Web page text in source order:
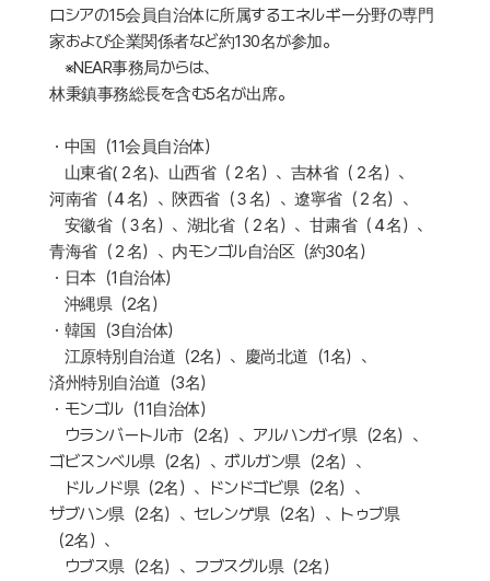
ロシアの15会員自治体に所属するエネルギー分野の専門
家および企業関係者など約130名が参加。
※NEAR事務局からは、
林秉鎮事務総長を含む5名が出席。
・中国（11会員自治体）
山東省(２名)、山西省（２名）、吉林省（２名）、
河南省（４名）、陝西省（３名）、遼寧省（２名）、
安徽省（３名）、湖北省（２名）、甘粛省（４名）、
青海省（２名）、内モンゴル自治区（約30名）
・日本（1自治体）
沖縄県（2名）
・韓国（3自治体）
江原特別自治道（2名）、慶尚北道（1名）、
済州特別自治道（3名）
・モンゴル（11自治体）
ウランバートル市（2名）、アルハンガイ県（2名）、
ゴビスンベル県（2名）、ボルガン県（2名）、
ドルノド県（2名）、ドンドゴビ県（2名）、
ザブハン県（2名）、セレンゲ県（2名）、トゥブ県
（2名）、
ウブス県（2名）、フブスグル県（2名）